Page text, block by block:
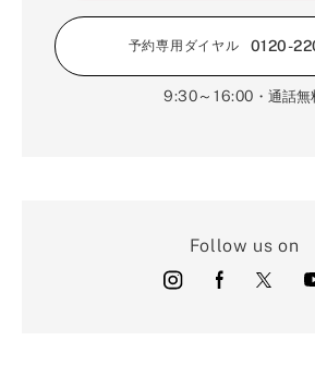
予約専用ダイヤル 0120-
9:30～16:00 ・通話無
Follow us on